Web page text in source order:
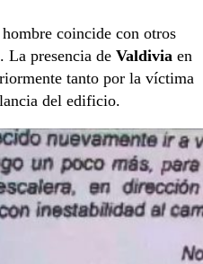
coincide con otros
La presencia de Valdivia en
tanto por la víctima
del edificio.